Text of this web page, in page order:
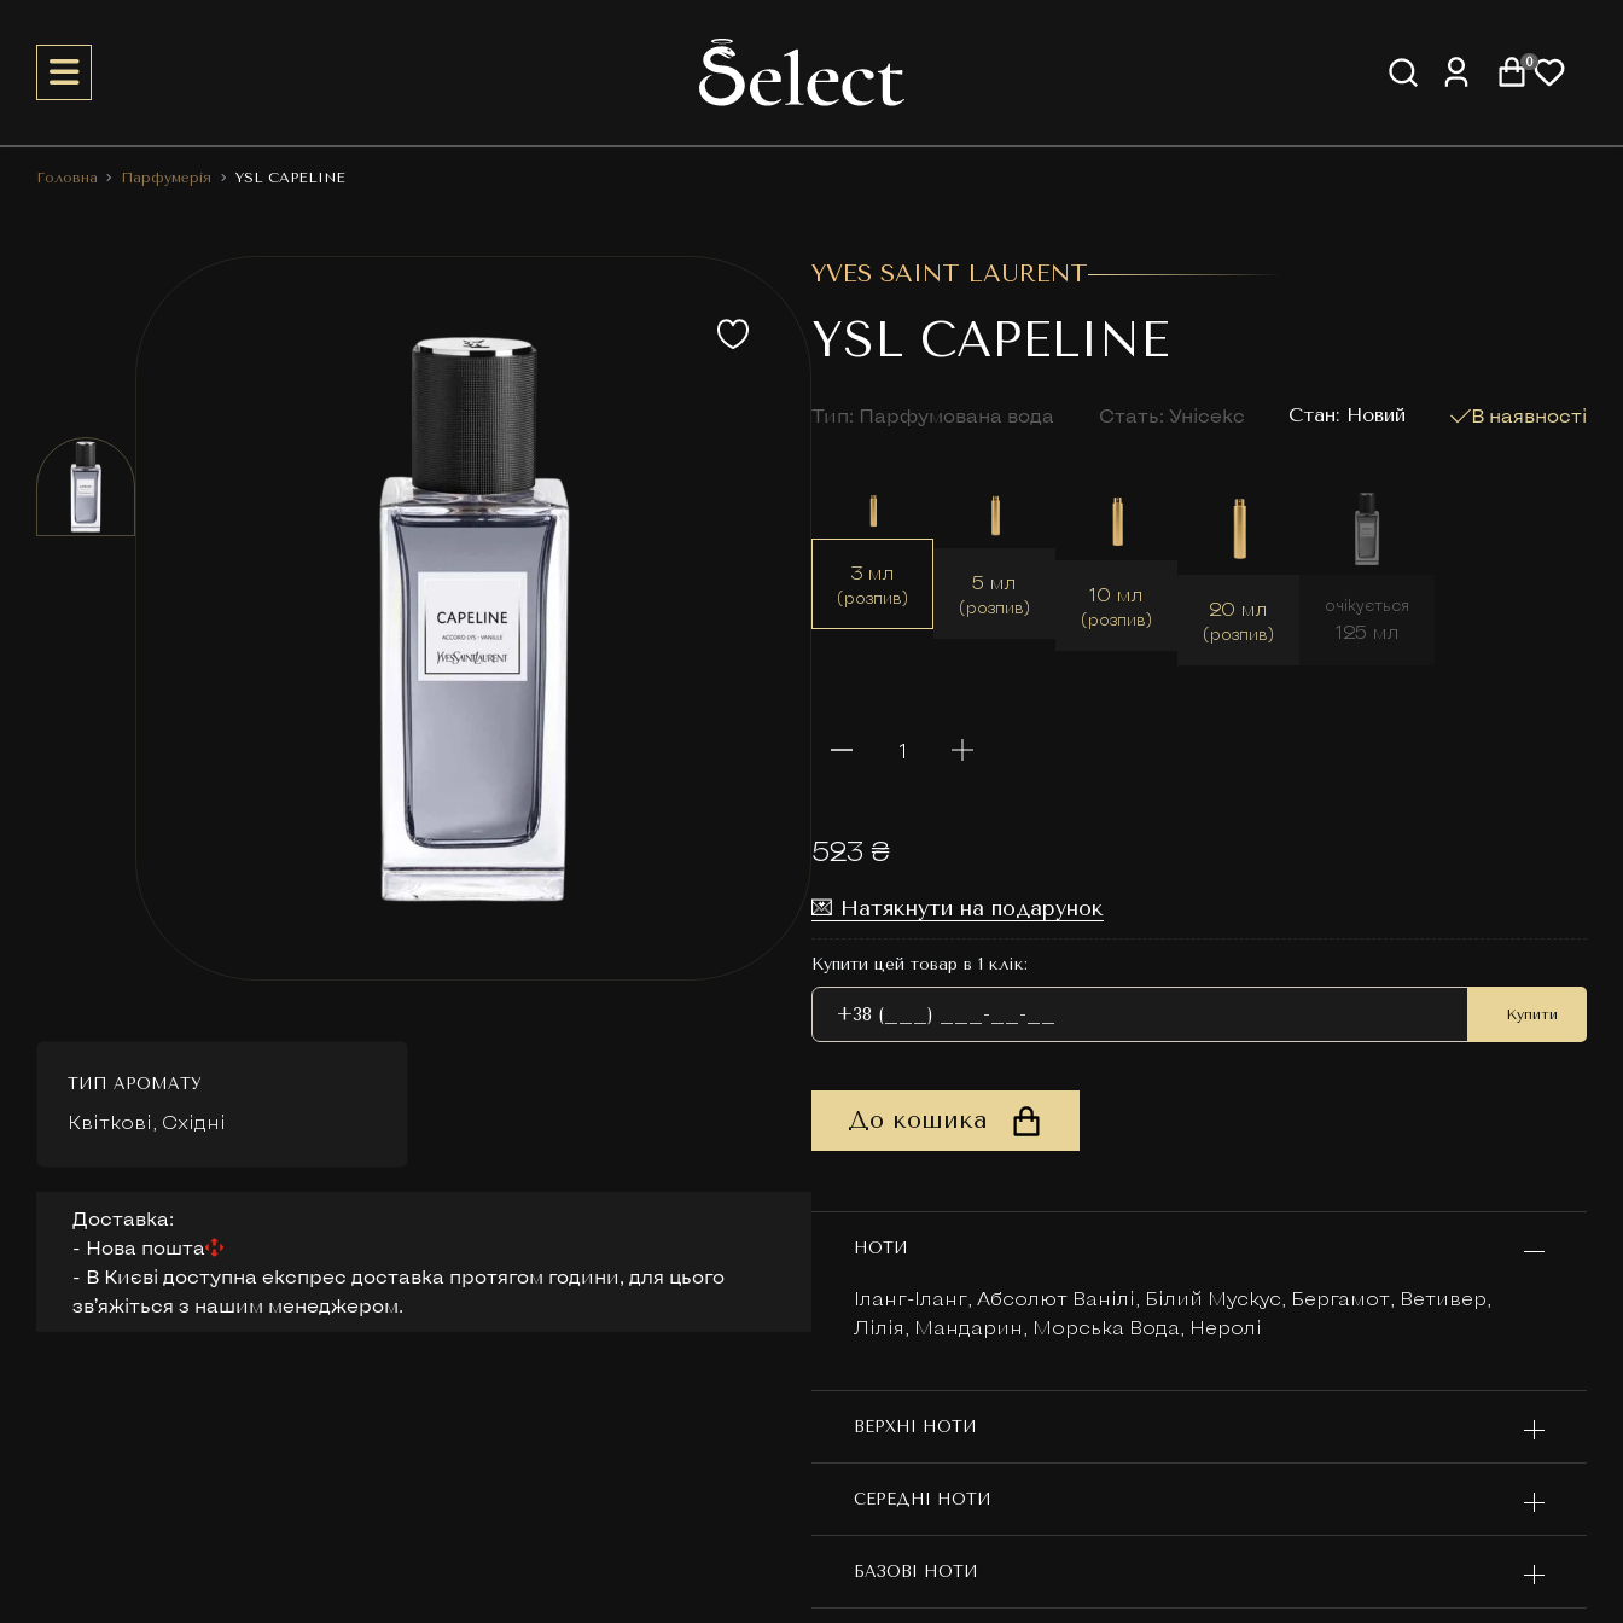
0
Головна Парфумерія YSL CAPELINE
ТИП АРОМАТУ
Квіткові, Східні
Доставка:
- Нова пошта
- В Києві доступна експрес доставка протягом години, для цього
звʼяжіться з нашим менеджером.
YVES SAINT LAURENT
YSL CAPELINE
Тип: Парфумована вода Стать: Унісекс Cтан: Новий В наявності
3 мл
(розпив)
5 мл
(розпив)
10 мл
(розпив) 20 мл
(розпив)
очікується
125 мл
523 ₴
💌 Натякнути на подарунок
Купити цей товар в 1 клік:
Купити
До кошика
НОТИ
Іланг-Іланг, Абсолют Ванілі, Білий Мускус, Бергамот, Ветивер,
Лілія, Мандарин, Морська Вода, Неролі
ВЕРХНІ НОТИ
СЕРЕДНІ НОТИ
БАЗОВІ НОТИ